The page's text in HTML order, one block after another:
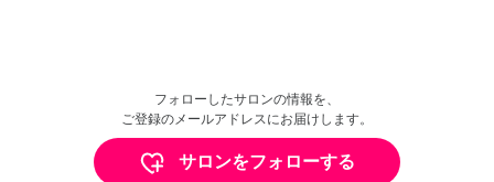
フォローしたサロンの情報を、
ご登録のメールアドレスにお届けします。
サロンをフォローする